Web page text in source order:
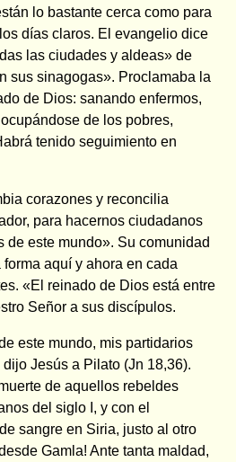
lo bastante cerca como para
días claros. El evangelio dice
las ciudades y aldeas» de
sus sinagogas». Proclamaba la
de Dios: sanando enfermos,
de los pobres,
tenido seguimiento en
corazones y reconcilia
para hacernos ciudadanos
de este mundo». Su comunidad
aquí y ahora en cada
«El reinado de Dios está entre
Señor a sus discípulos.
este mundo, mis partidarios
Jesús a Pilato (Jn 18,36).
de aquellos rebeldes
del siglo I, y con el
sangre en Siria, justo al otro
Gamla! Ante tanta maldad,